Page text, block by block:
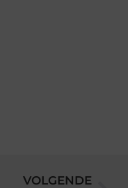
VOLGENDE